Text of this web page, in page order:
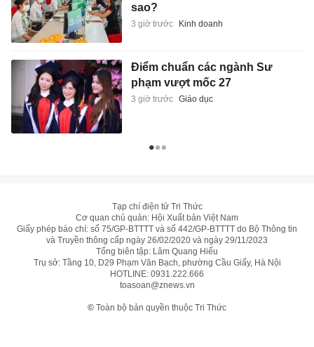
sao?
3 giờ trước Kinh doanh
Điểm chuẩn các ngành Sư
phạm vượt mốc 27
3 giờ trước Giáo dục
Tạp chí điện tử Tri Thức
Cơ quan chủ quản: Hội Xuất bản Việt Nam
Giấy phép báo chí: số 75/GP-BTTTT và số 442/GP-BTTTT do Bộ Thông tin
và Truyền thông cấp ngày 26/02/2020 và ngày 29/11/2023
Tổng biên tập: Lâm Quang Hiếu
Trụ sở: Tầng 10, D29 Phạm Văn Bạch, phường Cầu Giấy, Hà Nội
HOTLINE: 0931.222.666
toasoan@znews.vn
© Toàn bộ bản quyền thuộc Tri Thức